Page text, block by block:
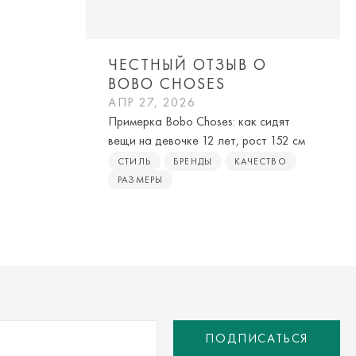
ЧЕСТНЫЙ ОТЗЫВ О
BOBO CHOSES
АПР 27, 2026
Примерка Bobo Choses: как сидят
вещи на девочке 12 лет, рост 152 см
СТИЛЬ БРЕНДЫ
КАЧЕСТВО
РАЗМЕРЫ
ПОДПИСАТЬСЯ